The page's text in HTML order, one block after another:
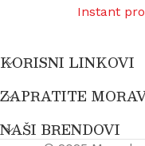
Instant
KORISNI LINKOVI
ZAPRATITE
NAŠI BRENDOVI